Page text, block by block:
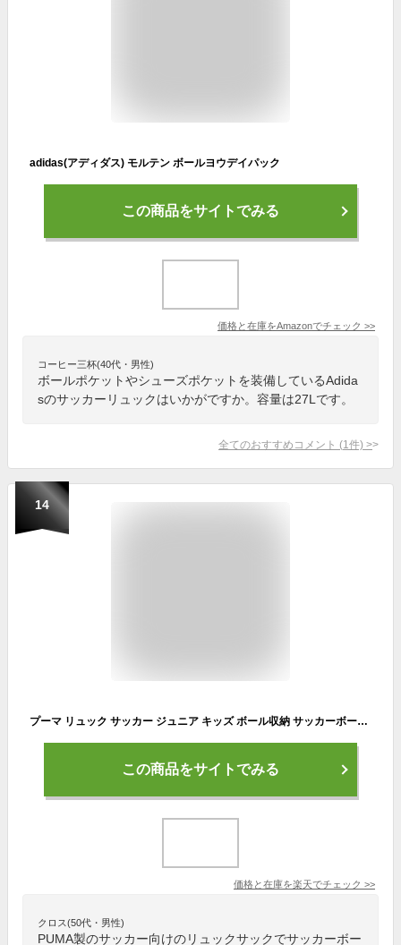
adidas(アディダス) モルテン ボールヨウデイパック
この商品をサイトでみる
価格と在庫をAmazonでチェック >>
コーヒー三杯(40代・男性)
ボールポケットやシューズポケットを装備しているAdida
sのサッカーリュックはいかがですか。容量は27Lです。
全てのおすすめコメント (1 件) >
14
プーマ リュック サッカー ジュニア キッズ ボール収納 サッカーボール PUMA 高学年 大容量 男の子 子供 リュックサック バック バックバッグ 30L ブラック 黒 ブルー スポーツ ブランド 小学生 中学生 フットサル スポーツバッグ 通学 遠征旅行 キャンプ 男子 【あす楽】
この商品をサイトでみる
価格と在庫を楽天でチェック >>
クロス(50代・男性)
PUMA製のサッカー向けのリュックサックでサッカーボー